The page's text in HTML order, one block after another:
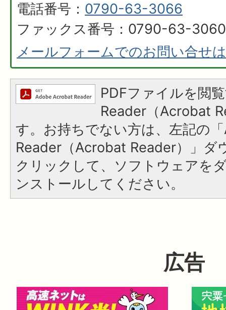
電話番号： 0790-63-3066
ファックス番号：0790-63-3060
メールフォームでのお問い合せ
PDFファイルを閲
Reader（Acrobat
す。お持ちでない方は、左記の
Reader（Acrobat Reader）」ダ
クリックして、ソフトウェアを
ンストールしてください。
広告